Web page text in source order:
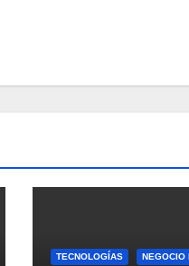
TECNOLOGÍAS NEGOCIO